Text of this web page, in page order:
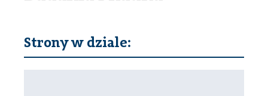
Strony w dziale: